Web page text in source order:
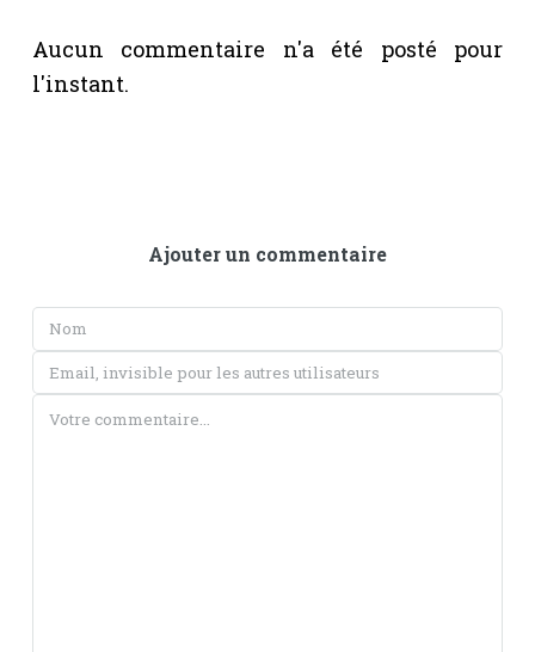
Ajouter un commentaire
Aucun commentaire n'a été posté pour
l'instant.